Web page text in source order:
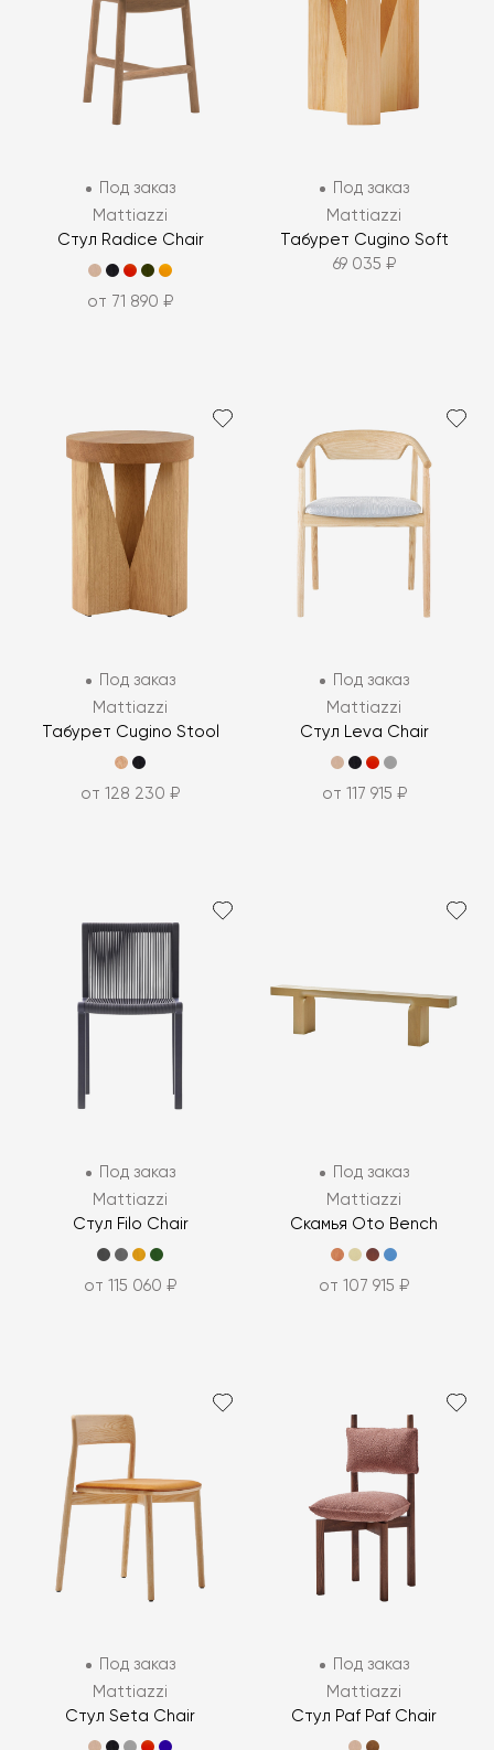
Под заказ
Mattiazzi
Стул Radice Chair
от 71 890 ₽
Под заказ
Mattiazzi
Табурет Cugino Soft
69 035 ₽
Под заказ
Mattiazzi
Табурет Cugino Stool
от 128 230 ₽
Под заказ
Mattiazzi
Стул Leva Chair
от 117 915 ₽
Под заказ
Mattiazzi
Стул Filo Chair
от 115 060 ₽
Под заказ
Mattiazzi
Скамья Oto Bench
от 107 915 ₽
Под заказ
Mattiazzi
Стул Seta Chair
Под заказ
Mattiazzi
Стул Paf Paf Chair